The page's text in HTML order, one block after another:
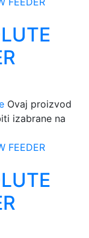
Ovaj proizvod
izabrane na